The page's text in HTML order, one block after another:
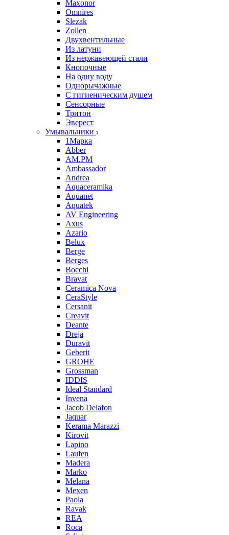
Maxonor
Omnires
Slezak
Zollen
Двухвентильные
Из латуни
Из нержавеющей стали
Кнопочные
На одну воду
Однорычажные
С гигиеническим душем
Сенсорные
Тритон
Эверест
Умывальники
1Марка
Abber
AM.PM
Ambassador
Andrea
Aquaceramika
Aquanet
Aquatek
AV Engineering
Axus
Azario
Belux
Berge
Berges
Bocchi
Bravat
Ceramica Nova
CeraStyle
Cersanit
Creavit
Deante
Dreja
Duravit
Geberit
GROHE
Grossman
IDDIS
Ideal Standard
Invena
Jacob Delafon
Jaquar
Kerama Marazzi
Kirovit
Lapino
Laufen
Madera
Marko
Melana
Mexen
Paola
Ravak
REA
Roca